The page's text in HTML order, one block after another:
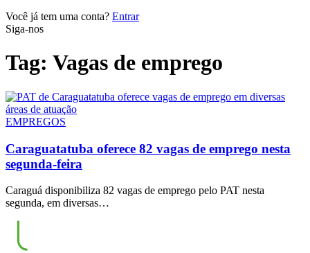
Você já tem uma conta? Entrar
Siga-nos
Tag: Vagas de emprego
EMPREGOS
Caraguatatuba oferece 82 vagas de emprego nesta
segunda-feira
Caraguá disponibiliza 82 vagas de emprego pelo PAT nesta
segunda, em diversas…